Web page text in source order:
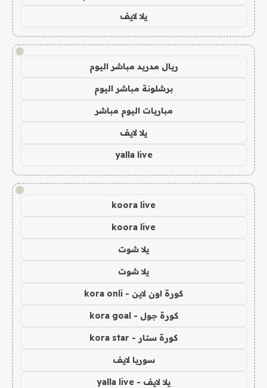
يلا لايف
!
ريال مدريد مباشر اليوم
برشلونة مباشر اليوم
مباريات اليوم مباشر
يلا لايف
yalla live
!
koora live
koora live
يلا شوت
يلا شوت
كورة اون لاين - kora onli
كورة جول - kora goal
كورة ستار - kora star
سوريا لايف
يلا لايف - yalla live